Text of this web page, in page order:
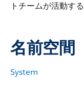
トチームが活動す
名前空間
System